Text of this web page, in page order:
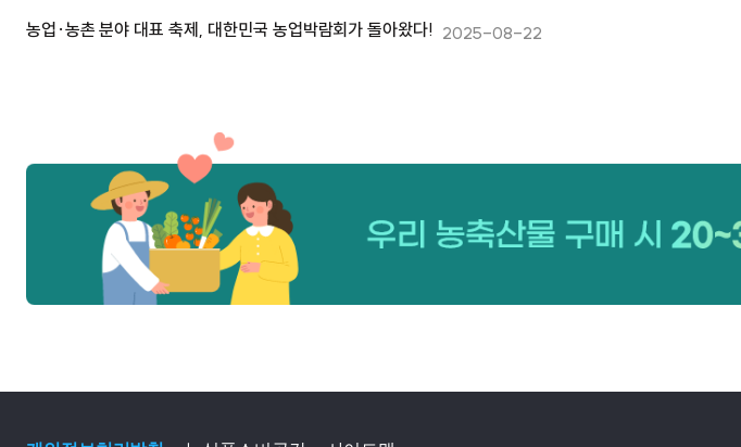
농업·농촌 분야 대표 축제, 대한민국 농업박람회가 돌아왔다! 2025-08-22